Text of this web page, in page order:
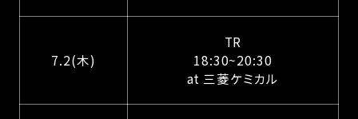
7.2(木)
TR
18:30~20:30
at 三菱ケミカル